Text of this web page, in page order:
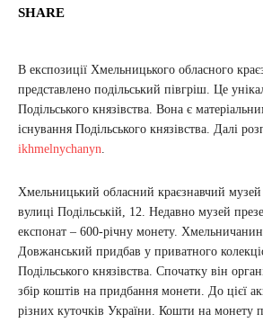
SHARE
В експозиції Хмельницького обласного
представлено подільський півгріш. Це
Подільського князівства. Вона є
існування Подільського князівства. Далі
ikhmelnychanyn.
Хмельницький обласний краєзнавчий
вулиці Подільській, 12. Недавно музей
експонат – 600-річну монету.
Довжанський придбав у приватного
Подільського князівства. Спочатку він
збір коштів на придбання монети. До цієї
різних куточків України. Кошти на монету